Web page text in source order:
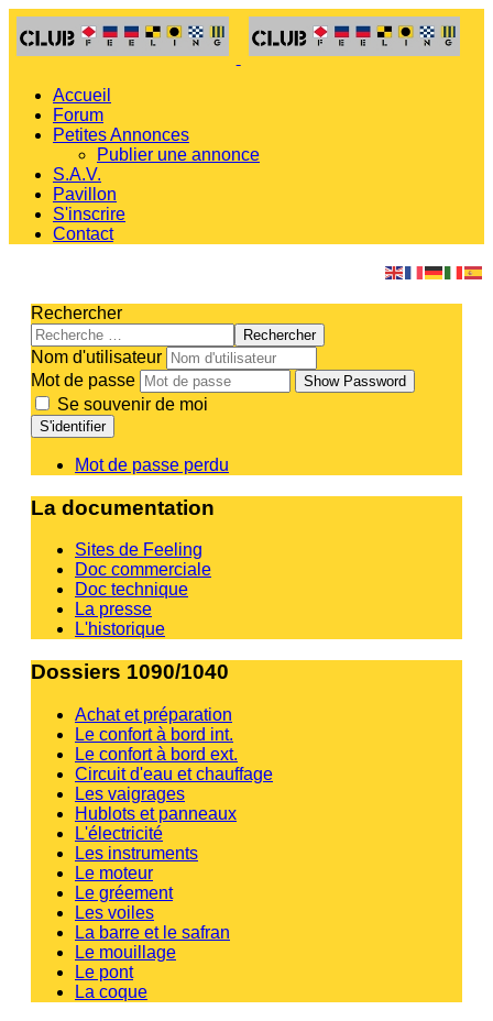
Accueil
Forum
Petites Annonces
Publier une annonce
S.A.V.
Pavillon
S'inscrire
Contact
Rechercher
Rechercher
Nom d'utilisateur
Mot de passe
Show Password
Se souvenir de moi
S'identifier
Mot de passe perdu
La documentation
Sites de Feeling
Doc commerciale
Doc technique
La presse
L'historique
Dossiers 1090/1040
Achat et préparation
Le confort à bord int.
Le confort à bord ext.
Circuit d'eau et chauffage
Les vaigrages
Hublots et panneaux
L'électricité
Les instruments
Le moteur
Le gréement
Les voiles
La barre et le safran
Le mouillage
Le pont
La coque